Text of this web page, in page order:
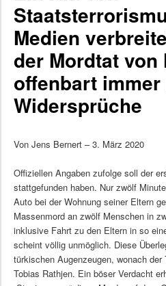
Medien
der Mordtat von
offenbart
Widersprüche
Von Jens Bernert – 3. März 2020
Offiziellen Angaben zufolge soll der
stattgefunden haben. Nur zwölf
Auto bei der Wohnung seiner Eltern
Massenmord an zwölf Menschen in
inklusive Fahrt zu den Eltern in so
scheint völlig unmöglich. Diese
türkischen Augenzeugen, wonach der
Tobias Rathjen. Ein böser Verdacht